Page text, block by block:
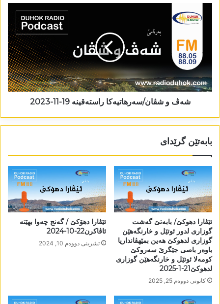
شەڤ و شڤان/سەرھاتیەکا راستەقینە 19-11-2023
بابەتێن گرێدای
ئێڤارا دھوکێ/ بابەتێ گەشت
گوزاری لدور ئوتێل و خارنگەھێن
گوزاری لدھوکێ ھەین بمێھڤانداریا
باوەر باصى جێگرێ سەروکێ
کومەلا ئوتێل و خارنگەھێن گوزاری
لدھوکێ21-1-2025
كانونی دووه‌م 25, 2025
ئێڤارا دھۆکێ / گەنج چەوا بھێتە
ئاڤاکرن22-10-2024
تشرینی دووه‌م 10, 2024